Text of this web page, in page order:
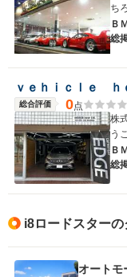
ち
Ｂ
総
ｖｅｈｉｃｌｅ ｈ
総合評価 0点
株
う
Ｂ
総
i8ロードスター
オートモ